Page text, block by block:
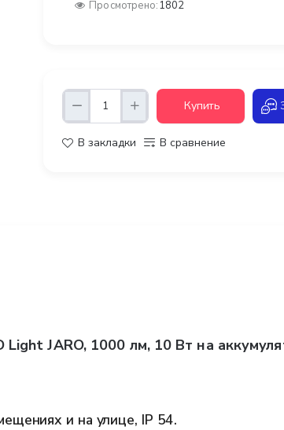
Просмотрено:1802
Купить
В закладки В сравнение
JARO, 1000 лм, 10 Вт на
и на улице, IP 54.